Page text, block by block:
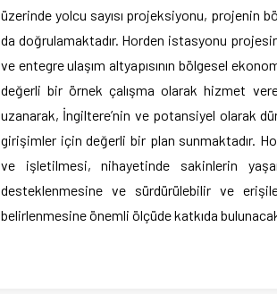
üzerinde yolcu sayısı projeksiyonu, projenin
da doğrulamaktadır. Horden istasyonu
ve entegre ulaşım altyapısının bölgesel
değerli bir örnek çalışma olarak hizmet
uzanarak, İngiltere’nin ve potansiyel olarak
girişimler için değerli bir plan sunmaktadır.
ve işletilmesi, nihayetinde sakinlerin
desteklenmesine ve sürdürülebilir ve
belirlenmesine önemli ölçüde katkıda